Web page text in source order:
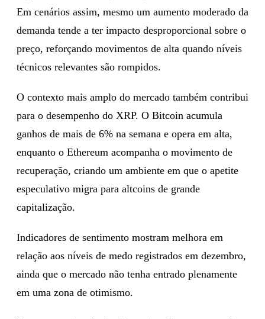
Em cenários assim, mesmo um aumento moderado da
demanda tende a ter impacto desproporcional sobre o
preço, reforçando movimentos de alta quando níveis
técnicos relevantes são rompidos.
O contexto mais amplo do mercado também contribui
para o desempenho do XRP. O Bitcoin acumula
ganhos de mais de 6% na semana e opera em alta,
enquanto o Ethereum acompanha o movimento de
recuperação, criando um ambiente em que o apetite
especulativo migra para altcoins de grande
capitalização.
Indicadores de sentimento mostram melhora em
relação aos níveis de medo registrados em dezembro,
ainda que o mercado não tenha entrado plenamente
em uma zona de otimismo.